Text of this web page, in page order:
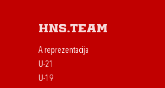
HNS.team
A reprezentacija
U-21
U-19